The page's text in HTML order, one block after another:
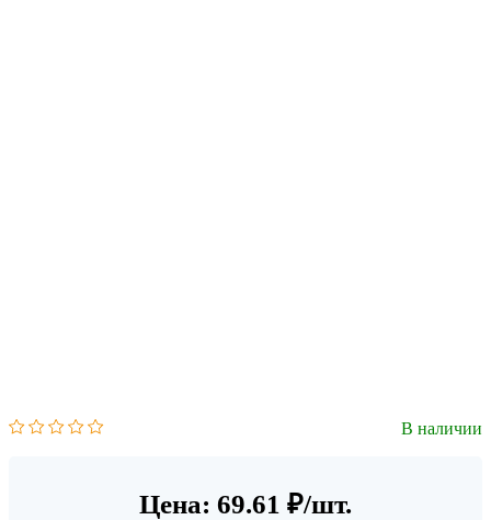
В наличии
Цена: 69.61 ₽/шт.